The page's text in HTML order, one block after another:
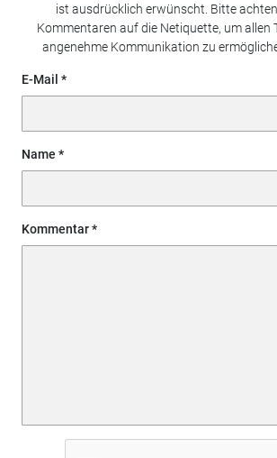
ist ausdrücklich erwünscht. Bitte
Kommentaren auf die Netiquette, um allen
angenehme Kommunikation zu
E-Mail
Name
Kommentar